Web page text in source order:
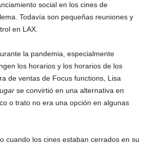
social en los cines de
Todavía son pequeñas reuniones y
en LAX.
la pandemia, especialmente
los horarios y los horarios de los
de ventas de Focus functions, Lisa
se convirtió en una alternativa en
o trato no era una opción en algunas
cuando los cines estaban cerrados en su